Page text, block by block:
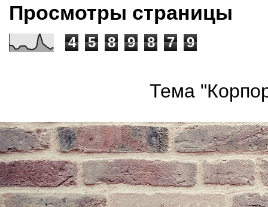
Просмотры страницы
4 5 8 9 8 7 9
Тема